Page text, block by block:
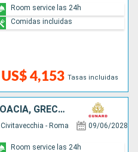
US$ 4,153 Tasas incluidas
Room service las 24h
Comidas incluidas
MALTA, MONTENEGRO, CROACIA, GRECIA, ESPAÑA, FRANCIA, ITALIA
Civitavecchia - Roma 09/06/2028
Room service las 24h